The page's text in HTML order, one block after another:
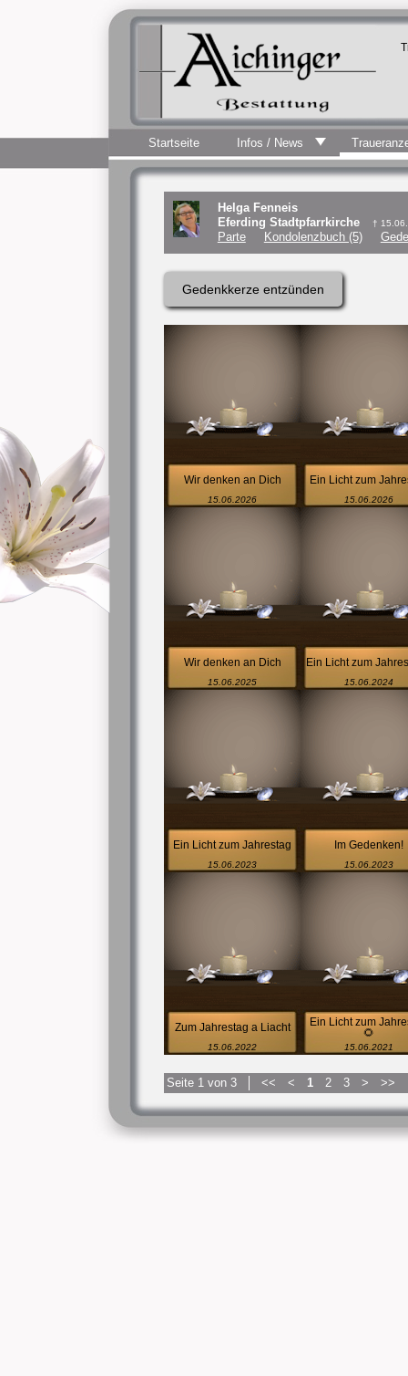
Startseite Infos / News
Helga Fenneis
Eferding Stadtpfarrkirche
†
Parte Kondolenzbuch (5)
Gedenkkerze entzünden
Wir denken an Dich
15.06.2026
Ein Licht zum
15.06.2026
Wir denken an Dich
15.06.2025
Ein Licht zum
15.06.2024
Ein Licht zum Jahrestag
15.06.2023
Im Gedenken!
15.06.2023
Zum Jahrestag a Liacht
15.06.2022
Ein Licht zum
🌻
15.06.2021
Seite 1 von 3 << < 1 2 3 > >>